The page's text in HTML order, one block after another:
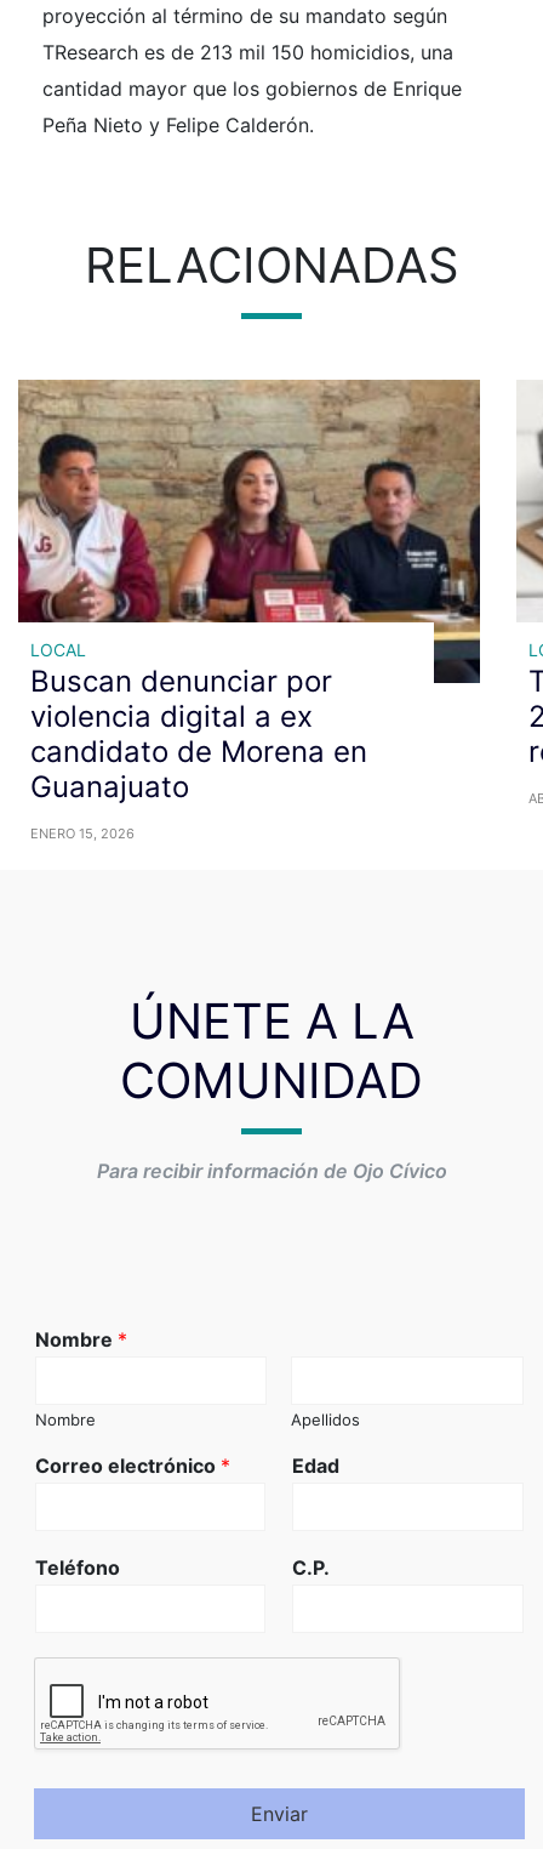
proyección al término de su mandato según
TResearch es de 213 mil 150 homicidios, una
cantidad mayor que los gobiernos de Enrique
Peña Nieto y Felipe Calderón.
RELACIONADAS
LOCAL
Buscan denunciar por
violencia digital a ex
candidato de Morena en
Guanajuato
ENERO 15, 2026
ÚNETE A LA
COMUNIDAD
Para recibir información de Ojo Cívico
Nombre *
Nombre Apellidos
Correo electrónico * Edad
Teléfono C.P.
Enviar